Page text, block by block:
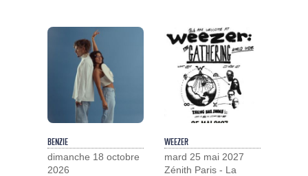
BENZIE
dimanche 18 octobre
2026
WEEZER
mard 25 mai 2027
Zénith Paris - La